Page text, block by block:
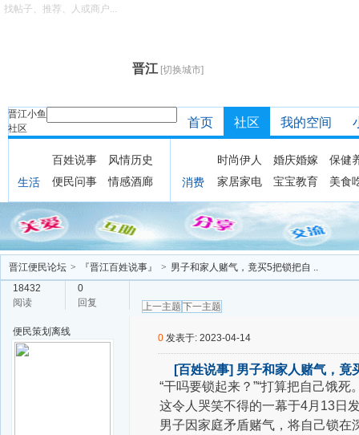
晋江 [切换城市]
晋江小鱼
社区
找帖子、推荐、人或商户...
首页 社区 我的空间
生活
百姓说事
风情历史
便民问事
情感酒廊 消费
时尚伊人 婚庆婚嫁
保健
家居家电
宝宝教育 美食
晋江便民论坛 > 『晋江百姓说事』 > 男子和家人赌气，竟买5把锁把自 ..
18432
阅读
0
回复
上一主题 下一主题
便民策划 离线
0 发表于: 2023-04-14
[百姓说事] 男子和家人赌气，
“干吗要锁起来？”“打算把自己饿死
这令人哭笑不得的一幕于4月13日
男子因家庭矛盾赌气， 将自己锁在